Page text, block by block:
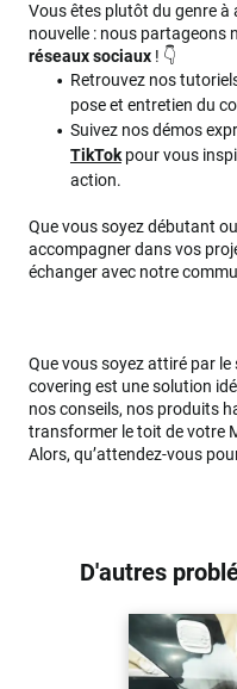
Vous êtes plutôt du genre à
nouvelle : nous partageons
réseaux sociaux ! 👇
Retrouvez nos
pose et entretien du
Suivez nos démos
TikTokpour vous
action.
Que vous soyez débutant
accompagner dans vos
échanger avec notre
Que vous soyez attiré par
covering est une solution
nos conseils, nos produits
transformer le toit de votre
Alors, qu’attendez-vous
D'autres